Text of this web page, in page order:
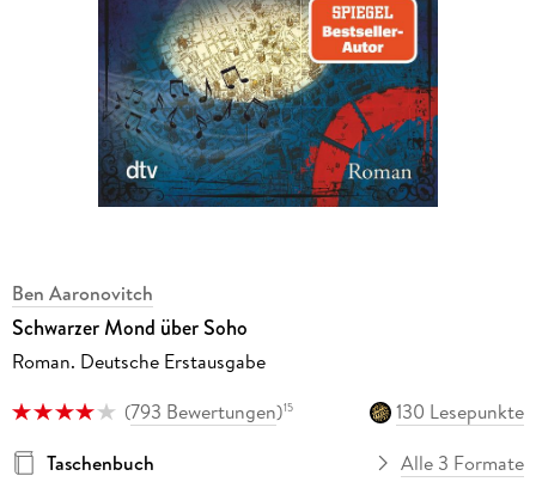
Ben Aaronovitch
Schwarzer Mond über Soho
Roman. Deutsche Erstausgabe
(793 Bewertungen)15
130 Lesepunkte
Taschenbuch
Alle 3 Formate